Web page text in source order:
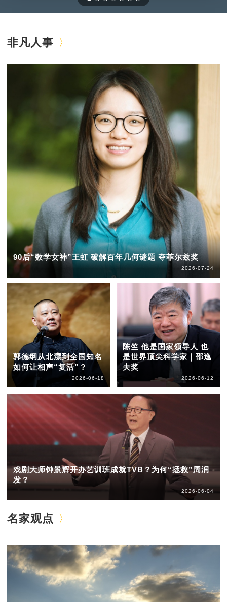
非凡人事
90后“数学女神”王虹 破解百年几何谜题 夺菲尔兹奖
2026-07-24
郭德纲从北漂到全国知名
如何让相声“复活”？
2026-06-18
陈竺 他是国家领导人 也
是世界顶尖科学家｜邵逸
夫奖
2026-06-12
戏剧大师钟景辉开办艺训班成就TVB？为何“拯救”周润
发？
2026-06-04
名家观点